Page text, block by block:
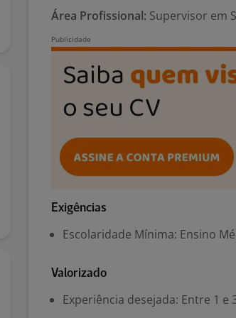
Área Profissional: Supervisor em
Exigências
Escolaridade Mínima: Ensino
Valorizado
Experiência desejada: Entre 1 e